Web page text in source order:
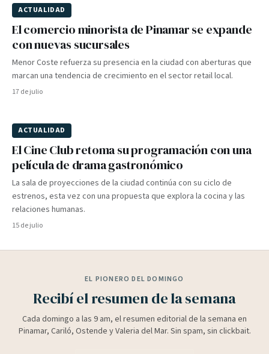
ACTUALIDAD
El comercio minorista de Pinamar se expande
con nuevas sucursales
Menor Coste refuerza su presencia en la ciudad con aberturas que
marcan una tendencia de crecimiento en el sector retail local.
17 de julio
ACTUALIDAD
El Cine Club retoma su programación con una
película de drama gastronómico
La sala de proyecciones de la ciudad continúa con su ciclo de
estrenos, esta vez con una propuesta que explora la cocina y las
relaciones humanas.
15 de julio
EL PIONERO DEL DOMINGO
Recibí el resumen de la semana
Cada domingo a las 9 am, el resumen editorial de la semana en
Pinamar, Cariló, Ostende y Valeria del Mar. Sin spam, sin clickbait.